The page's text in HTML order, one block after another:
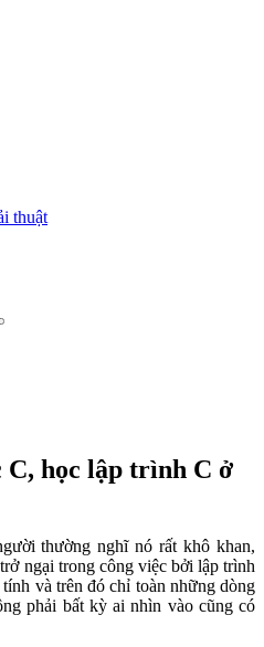
thuật
C, học lập trình C ở
thường nghĩ nó rất khô khan,
ngại trong công việc bởi lập trình
và trên đó chỉ toàn những dòng
phải bất kỳ ai nhìn vào cũng có